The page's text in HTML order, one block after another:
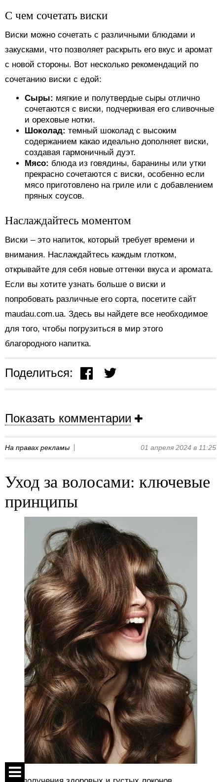
С чем сочетать виски
Виски можно сочетать с различными блюдами и
закусками, что позволяет раскрыть его вкус и аромат
с новой стороны. Вот несколько рекомендаций по
сочетанию виски с едой:
Сыры: мягкие и полутвердые сыры отлично
сочетаются с виски, подчеркивая его сливочные
и ореховые нотки.
Шоколад: темный шоколад с высоким
содержанием какао идеально дополняет виски,
создавая гармоничный дуэт.
Мясо: блюда из говядины, баранины или утки
прекрасно сочетаются с виски, особенно если
мясо приготовлено на гриле или с добавлением
пряных соусов.
Наслаждайтесь моментом
Виски – это напиток, который требует времени и
внимания. Наслаждайтесь каждым глотком,
открывайте для себя новые оттенки вкуса и аромата.
Если вы хотите узнать больше о виски и
попробовать различные его сорта, посетите сайт
maudau.com.ua. Здесь вы найдете все необходимое
для того, чтобы погрузиться в мир этого
благородного напитка.
Поделиться:
Показать комментарии
На правах рекламы 01 апреля 2024 в 11:25
Уход за волосами: ключевые
принципы